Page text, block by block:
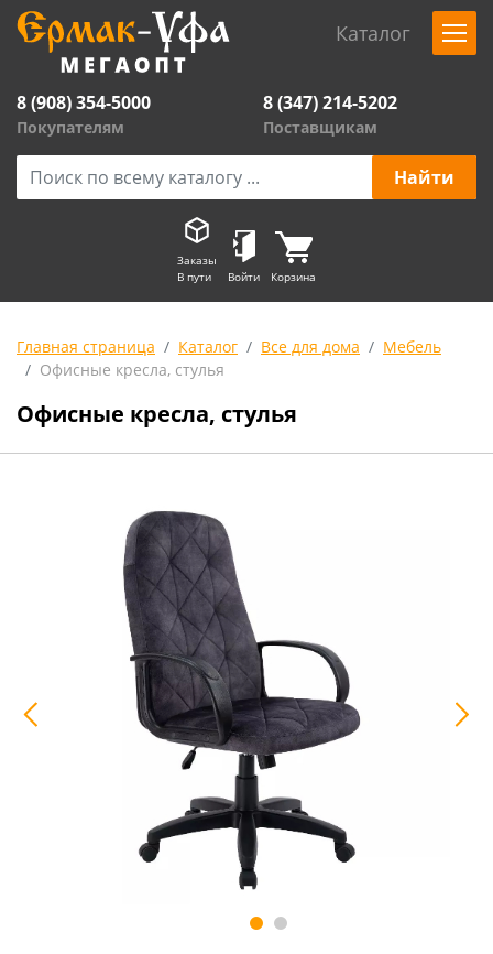
Каталог
8 (908) 354-5000
Покупателям
8 (347) 214-5202
Поставщикам
Заказы
В пути
Войти Корзина
Главная страница Каталог Все для дома
Мебель
Офисные кресла, стулья
Офисные кресла, стулья